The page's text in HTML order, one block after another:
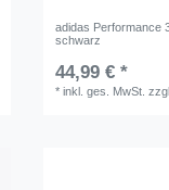
adidas Performance
schwarz
44,99 € *
*inkl. ges. MwSt.